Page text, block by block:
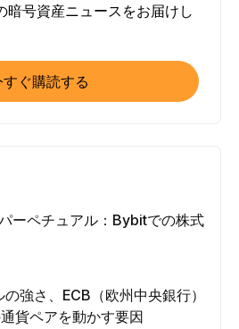
暗号資産ニュースをお届けし
すぐ購読する
ーペチュアル：Bybitでの株式
強さ、ECB（欧州中央銀行）
貨ペアを動かす要因